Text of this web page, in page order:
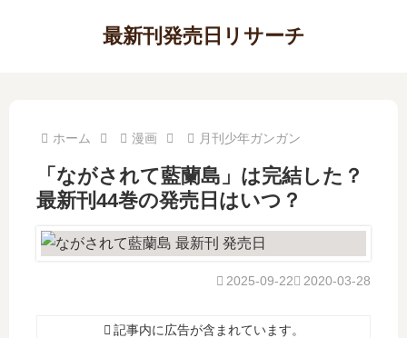
最新刊発売日リサーチ
ホーム 漫画 月刊少年ガンガン
「ながされて藍蘭島」は完結した？
最新刊44巻の発売日はいつ？
2020-03-28
2025-09-22
記事内に広告が含まれています。